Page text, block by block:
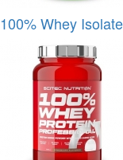
100% Whey